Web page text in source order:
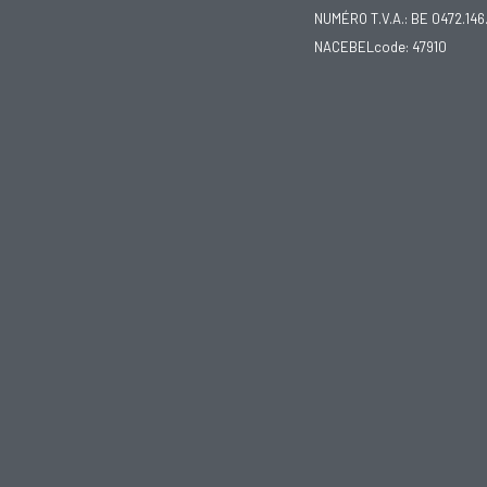
NUMÉRO T.V.A.: BE
NACEBELcode: 47910